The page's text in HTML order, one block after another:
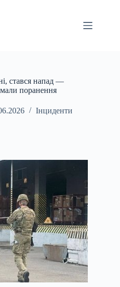
стався напад —
поранення
Інциденти